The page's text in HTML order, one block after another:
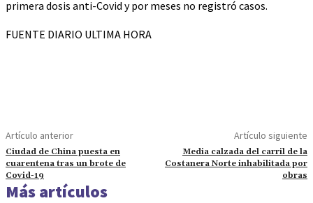
primera dosis anti-Covid y por meses no registró casos.
FUENTE DIARIO ULTIMA HORA
Artículo anterior
Ciudad de China puesta en
cuarentena tras un brote de
Covid-19
Artículo siguiente
Media calzada del carril de la
Costanera Norte inhabilitada por
obras
Más artículos